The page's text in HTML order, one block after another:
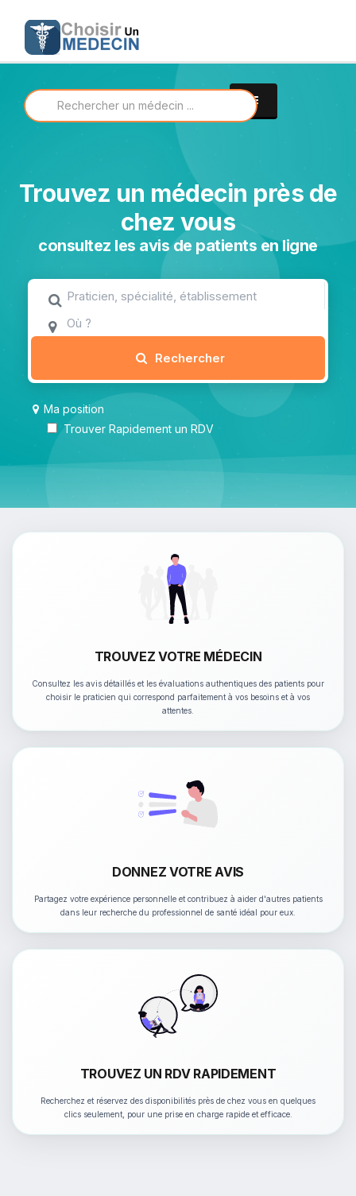
Trouvez un médecin près de
chez vous
consultez les avis de patients en ligne
Rechercher
Ma position
Trouver Rapidement un RDV
TROUVEZ VOTRE MÉDECIN
Consultez les avis détaillés et les évaluations authentiques des patients pour
choisir le praticien qui correspond parfaitement à vos besoins et à vos
attentes.
DONNEZ VOTRE AVIS
Partagez votre expérience personnelle et contribuez à aider d'autres patients
dans leur recherche du professionnel de santé idéal pour eux.
TROUVEZ UN RDV RAPIDEMENT
Recherchez et réservez des disponibilités près de chez vous en quelques
clics seulement, pour une prise en charge rapide et efficace.